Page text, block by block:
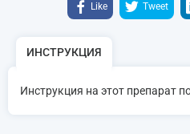
Like Tweet
ИНСТРУКЦИЯ
Инструкция на этот препарат